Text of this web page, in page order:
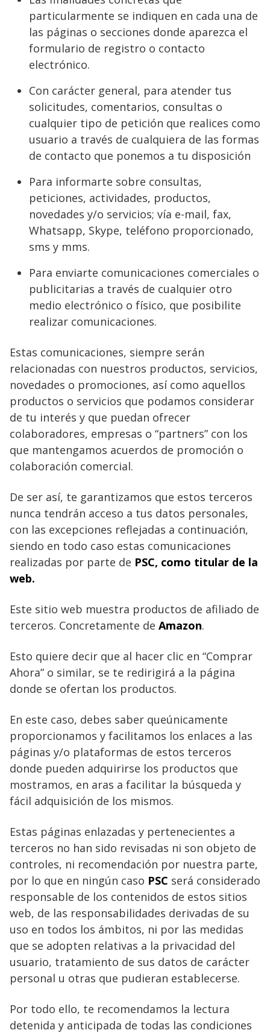
particularmente se indiquen en cada una de
las páginas o secciones donde aparezca el
formulario de registro o contacto
electrónico.
Con carácter general, para atender tus
solicitudes, comentarios, consultas o
cualquier tipo de petición que realices como
usuario a través de cualquiera de las formas
de contacto que ponemos a tu disposición
Para informarte sobre consultas,
peticiones, actividades, productos,
novedades y/o servicios; vía e-mail, fax,
Whatsapp, Skype, teléfono proporcionado,
sms y mms.
Para enviarte comunicaciones comerciales o
publicitarias a través de cualquier otro
medio electrónico o físico, que posibilite
realizar comunicaciones.
Estas comunicaciones, siempre serán
relacionadas con nuestros productos, servicios,
novedades o promociones, así como aquellos
productos o servicios que podamos considerar
de tu interés y que puedan ofrecer
colaboradores, empresas o “partners” con los
que mantengamos acuerdos de promoción o
colaboración comercial.
De ser así, te garantizamos que estos terceros
nunca tendrán acceso a tus datos personales,
con las excepciones reflejadas a continuación,
siendo en todo caso estas comunicaciones
realizadas por parte de PSC, como titular de la
web.
Este sitio web muestra productos de afiliado de
terceros. Concretamente de Amazon.
Esto quiere decir que al hacer clic en “Comprar
Ahora” o similar, se te redirigirá a la página
donde se ofertan los productos.
En este caso, debes saber queúnicamente
proporcionamos y facilitamos los enlaces a las
páginas y/o plataformas de estos terceros
donde pueden adquirirse los productos que
mostramos, en aras a facilitar la búsqueda y
fácil adquisición de los mismos.
Estas páginas enlazadas y pertenecientes a
terceros no han sido revisadas ni son objeto de
controles, ni recomendación por nuestra parte,
por lo que en ningún caso PSC será considerado
responsable de los contenidos de estos sitios
web, de las responsabilidades derivadas de su
uso en todos los ámbitos, ni por las medidas
que se adopten relativas a la privacidad del
usuario, tratamiento de sus datos de carácter
personal u otras que pudieran establecerse.
Por todo ello, te recomendamos la lectura
detenida y anticipada de todas las condiciones